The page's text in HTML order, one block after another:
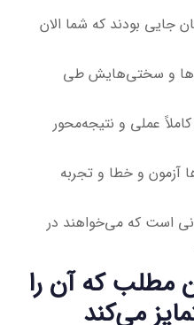
جایی بودند که شما الان
و سختی‌هایش طی
عملی و نتیجه‌محور
و خطا و تجربه
است که می‌خواهند در
مطلب که آن را
می‌کند